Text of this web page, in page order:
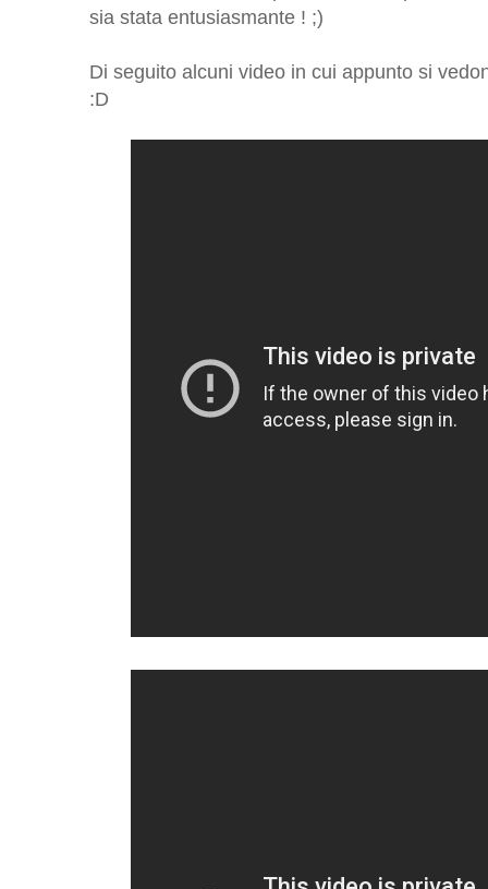
sia stata entusiasmante ! ;)
Di seguito alcuni video in cui appunto si
:D